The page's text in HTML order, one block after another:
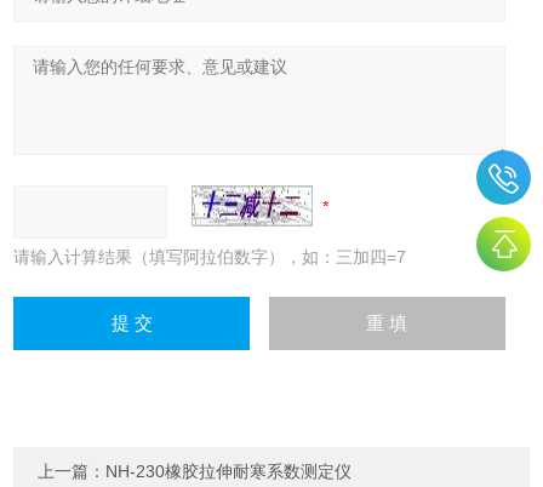
请输入计算结果（填写阿拉伯数字），如：三加四=7
上一篇： NH-230橡胶拉伸耐寒系数测定仪